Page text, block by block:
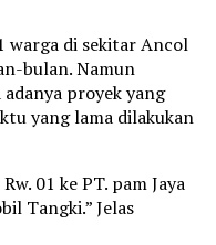
warga di sekitar Ancol
bulan. Namun
proyek yang
yang lama dilakukan
01 ke PT. pam Jaya
Tangki.” Jelas